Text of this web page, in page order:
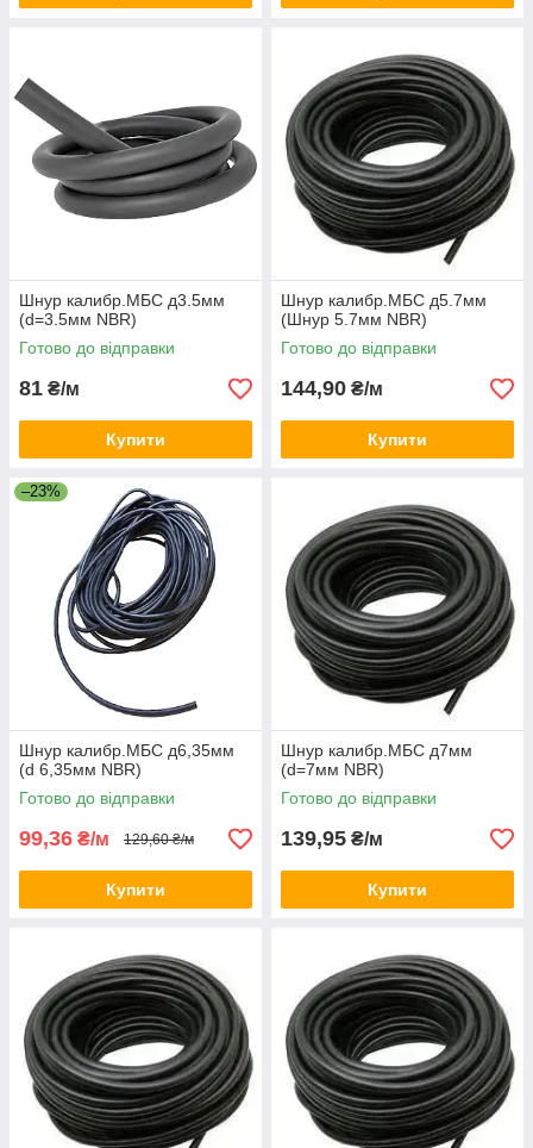
Шнур калибр.МБС д3.5мм
(d=3.5мм NBR)
Готово до відправки
81 ₴/м
Купити
Шнур калибр.МБС д5.7мм
(Шнур 5.7мм NBR)
Готово до відправки
144,90 ₴/м
Купити
–23%
Шнур калибр.МБС д6,35мм
(d 6,35мм NBR)
Готово до відправки
99,36 ₴/м 129,60 ₴/м
Купити
Шнур калибр.МБС д7мм
(d=7мм NBR)
Готово до відправки
139,95 ₴/м
Купити